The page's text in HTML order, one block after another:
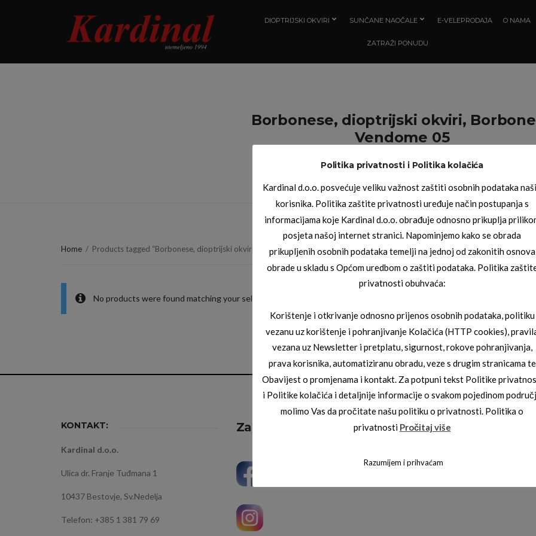
DIOPTRIJSKI OKVIRI SUNČANE NAOČALE E-VELEPRODAJA O NAMA
ZATRAŽI PONUDU
Borbonese, dioptrijski okviri,
Vendome 05
Home / Products tagged “Borbonese, dioptrijski okviri, Borbonese Vendome 05”
No products were found matching your selection.
KONTAKT:
Kardinal d.o.o.
Ulica dr. Franje Tuđmana 1
10437 Bestovje, Sv.Nedelja
Telefon: +385 1 381 79 69
Zaprati nas!
Politika privatnosti i Politika kolačića
Kardinal d.o.o. posvećuje veliku važnost zaštiti osobnih podataka
korisnika. Politika zaštite privatnosti uređuje način postupanja s
informacijama koje Kardinal d.o.o. obrađuje odnosno prikuplja
posjeta našoj internet stranici. Napominjemo kako se obrada
prikupljenih osobnih podataka temelji na jednoj od zakonitih osnova
obrade u skladu s Općom uredbom o zaštiti podataka. Politika
privatnosti obuhvaća:
Korištenje i otkrivanje odnosno prijenos osobnih podataka, politiku
vezanu uz korištenje i pohranjivanje Kolačića (HTTP cookies),
vezana uz Newsletter i pretplatu, sigurnost, rokove pohranjivanja,
prava korisnika, automatiziranu obradu, veze s drugim stranicama te
Obavijest o promjenama i kontakt. Za potpuni tekst Politike
i Politike kolačića i detaljnije informacije o svakom pojedinom
molimo Vas da pročitate našu politiku o privatnosti. Politika o
privatnosti Pročitaj više
Razumijem i prihvaćam